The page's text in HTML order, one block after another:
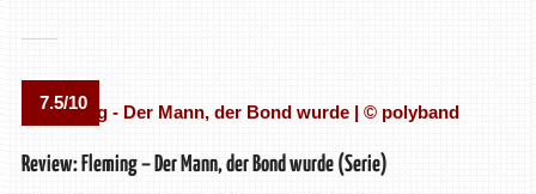
7.5/10
Review: Fleming – Der Mann, der Bond wurde (Serie)